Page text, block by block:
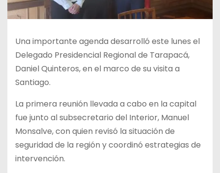
Una importante agenda desarrolló este lunes el
Delegado Presidencial Regional de Tarapacá,
Daniel Quinteros, en el marco de su visita a
Santiago.
La primera reunión llevada a cabo en la capital
fue junto al subsecretario del Interior, Manuel
Monsalve, con quien revisó la situación de
seguridad de la región y coordinó estrategias de
intervención.